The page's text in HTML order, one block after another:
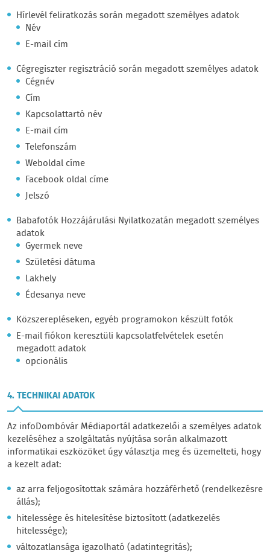
Hírlevél feliratkozás során megadott személyes adatok
Név
E-mail cím
Cégregiszter regisztráció során megadott személyes adatok
Cégnév
Cím
Kapcsolattartó név
E-mail cím
Telefonszám
Weboldal címe
Facebook oldal címe
Jelszó
Babafotók Hozzájárulási Nyilatkozatán megadott személyes
adatok
Gyermek neve
Születési dátuma
Lakhely
Édesanya neve
Közszerepléseken, egyéb programokon készült fotók
E-mail fiókon keresztüli kapcsolatfelvételek esetén
megadott adatok
opcionális
4. TECHNIKAI ADATOK
Az infoDombóvár Médiaportál adatkezelői a személyes adatok
kezeléséhez a szolgáltatás nyújtása során alkalmazott
informatikai eszközöket úgy választja meg és üzemelteti, hogy
a kezelt adat:
az arra feljogosítottak számára hozzáférhető (rendelkezésre
állás);
hitelessége és hitelesítése biztosított (adatkezelés
hitelessége);
változatlansága igazolható (adatintegritás);